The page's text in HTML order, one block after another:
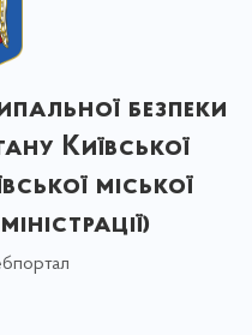
безпеки
Київської
міської